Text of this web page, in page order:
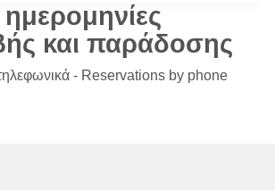
ημερομηνίες
και παράδοσης
- Reservations by phone